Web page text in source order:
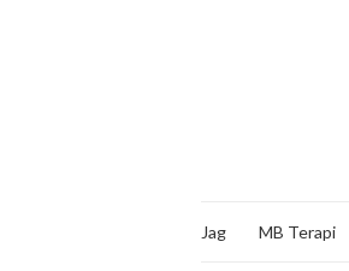
Jag MB Terapi